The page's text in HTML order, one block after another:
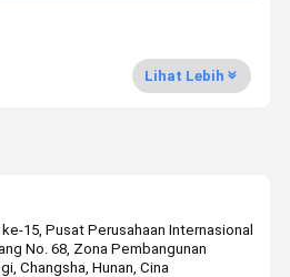
Lihat Lebih
15, Pusat Perusahaan Internasional
No. 68, Zona Pembangunan
Changsha, Hunan, Cina